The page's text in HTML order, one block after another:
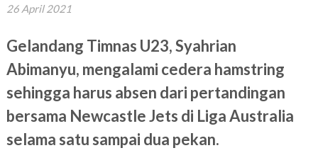
26 April 2021
Gelandang Timnas U23, Syahrian
Abimanyu, mengalami cedera hamstring
sehingga harus absen dari pertandingan
bersama Newcastle Jets di Liga Australia
selama satu sampai dua pekan.